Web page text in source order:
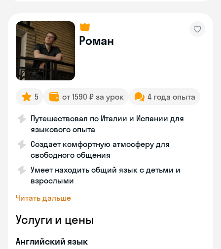
Роман
5 от 1590 ₽ за урок 4 года опыта
Путешествовал по Италии и Испании для
языкового опыта
Создает комфортную атмосферу для
свободного общения
Умеет находить общий язык с детьми и
взрослыми
Читать дальше
Услуги и цены
Английский язык